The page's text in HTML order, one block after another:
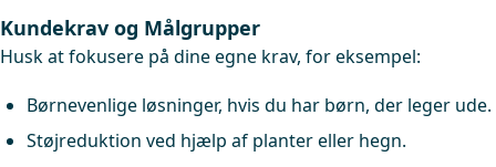
Kundekrav og Målgrupper
Husk at fokusere på dine egne krav, for eksempel:
Børnevenlige løsninger, hvis du har børn, der leger ude.
Støjreduktion ved hjælp af planter eller hegn.